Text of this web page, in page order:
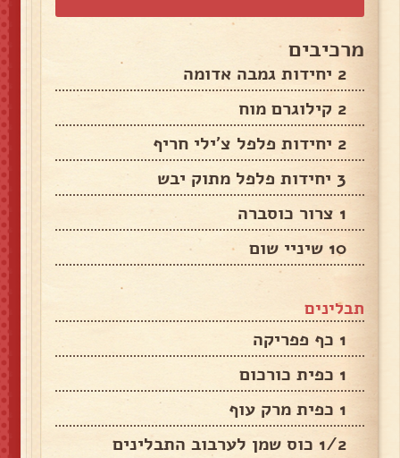
מרכיבים
2 יחידות גמבה אדומה
2 קילוגרם מוח
2 יחידות פלפל צ'ילי חריף
3 יחידות פלפל מתוק יבש
1 צרור כוסברה
10 שיניי שום
תבלינים
1 כף פפריקה
1 כפית כורכום
1 כפית מרק עוף
1/2 כוס שמן לערבוב התבלינים